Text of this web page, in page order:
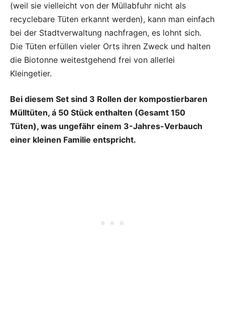
(weil sie vielleicht von der Müllabfuhr nicht als
recyclebare Tüten erkannt werden), kann man einfach
bei der Stadtverwaltung nachfragen, es lohnt sich.
Die Tüten erfüllen vieler Orts ihren Zweck und halten
die Biotonne weitestgehend frei von allerlei
Kleingetier.
Bei diesem Set sind 3 Rollen der kompostierbaren
Mülltüten, á 50 Stück enthalten (Gesamt 150
Tüten), was ungefähr einem 3-Jahres-Verbauch
einer kleinen Familie entspricht.